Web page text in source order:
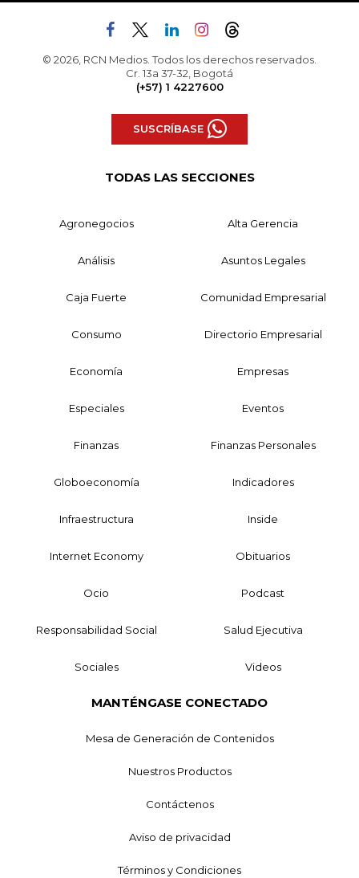
© 2026, RCN Medios. Todos los derechos reservados.
Cr. 13a 37-32, Bogotá
(+57) 1 4227600
SUSCRÍBASE
TODAS LAS SECCIONES
Agronegocios Alta Gerencia
Análisis Asuntos Legales
Caja Fuerte Comunidad Empresarial
Consumo Directorio Empresarial
Economía Empresas
Especiales Eventos
Finanzas Finanzas Personales
Globoeconomía Indicadores
Infraestructura Inside
Internet Economy Obituarios
Ocio Podcast
Responsabilidad Social Salud Ejecutiva
Sociales Videos
MANTÉNGASE CONECTADO
Mesa de Generación de Contenidos
Nuestros Productos
Contáctenos
Aviso de privacidad
Términos y Condiciones